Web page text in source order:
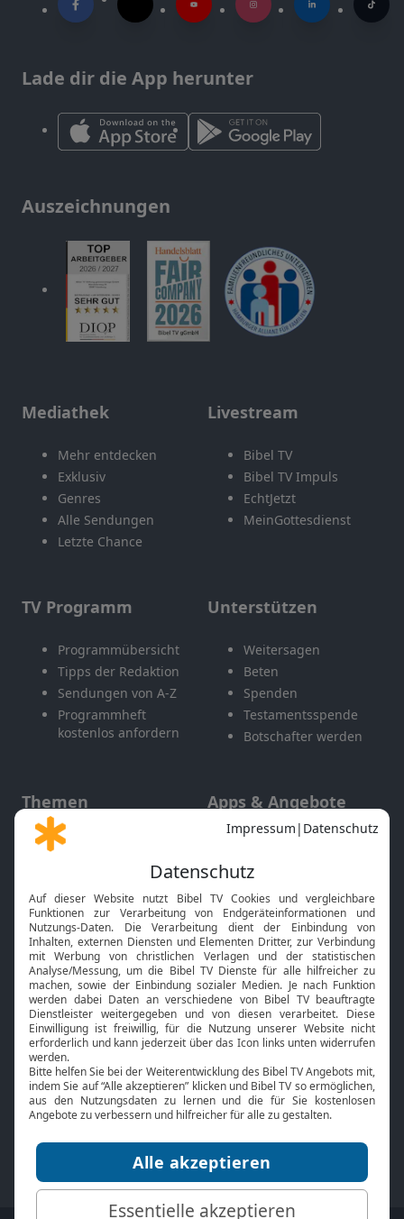
Lade dir die App herunter
Auszeichnungen
Mediathek
Mehr entdecken
Exklusiv
Genres
Alle Sendungen
Letzte Chance
Livestream
Bibel TV
Bibel TV Impuls
EchtJetzt
MeinGottesdienst
TV Programm
Programmübersicht
Tipps der Redaktion
Sendungen von A-Z
Programmheft
kostenlos anfordern
Unterstützen
Weitersagen
Beten
Spenden
Testamentsspende
Botschafter werden
Themen
Gott und Bibel erklärt
Neuigkeiten
Apps & Angebote
Mobile App
Smart TV
HbbTV
Bibelthek Online-Bibel
Nächster Gottesdienst
Bibel TV
Über uns
Jobs
Mediadaten
Service
Kontakt
TV-Empfang